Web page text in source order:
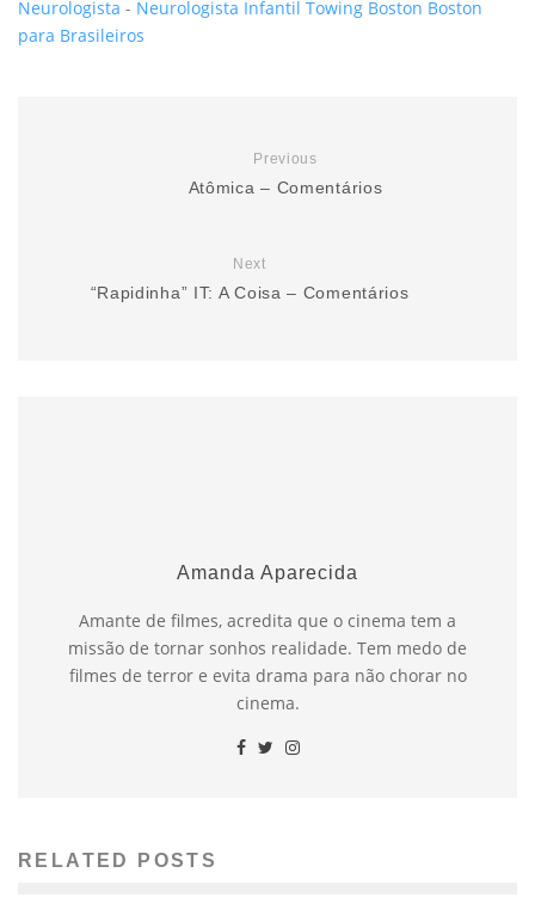
Neurologista - Neurologista Infantil Towing Boston Boston
para Brasileiros
Previous
Atômica – Comentários
Next
“Rapidinha” IT: A Coisa – Comentários
Amanda Aparecida
Amante de filmes, acredita que o cinema tem a
missão de tornar sonhos realidade. Tem medo de
filmes de terror e evita drama para não chorar no
cinema.
RELATED POSTS